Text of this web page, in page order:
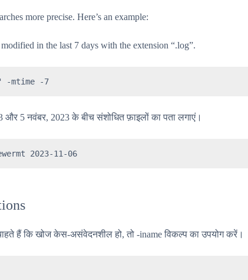
more precise. Here’s an example:
in the last 7 days with the extension “.log”.
mtime -7
और 5 नवंबर, 2023 के बीच संशोधित फ़ाइलों का पता लगाएं।
2023-11-06
हैं कि खोज केस-असंवेदनशील हो, तो -iname विकल्प का उपयोग करें।